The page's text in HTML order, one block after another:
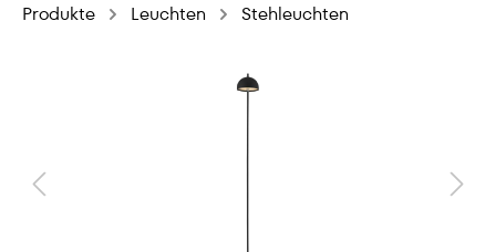
Produkte Leuchten Stehleuchten